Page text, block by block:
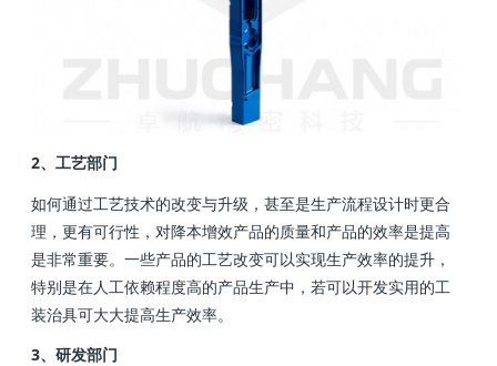
2、工艺部门
如何通过工艺技术的改变与升级，甚至是生产流程设计时更合
理，更有可行性，对降本增效产品的质量和产品的效率是提高
是非常重要。一些产品的工艺改变可以实现生产效率的提升，
特别是在人工依赖程度高的产品生产中，若可以开发实用的工
装治具可大大提高生产效率。
3、研发部门